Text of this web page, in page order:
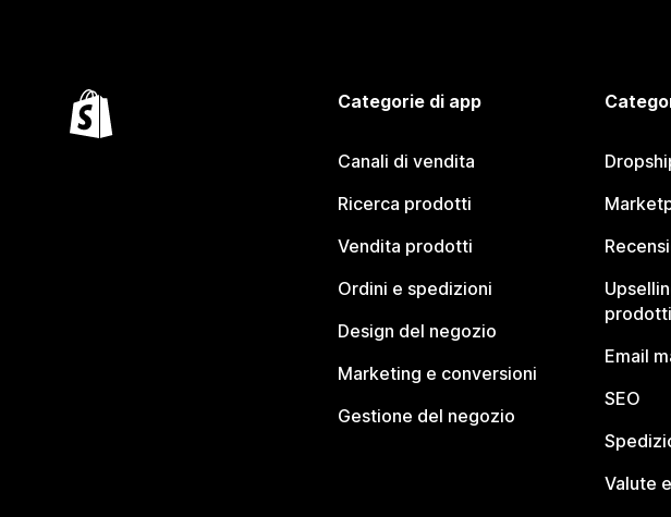
Categorie di app
Canali di vendita
Ricerca prodotti
Vendita prodotti
Ordini e spedizioni
Design del negozio
Marketing e conversioni
Gestione del negozio
prodotti
Email
SEO
Valute